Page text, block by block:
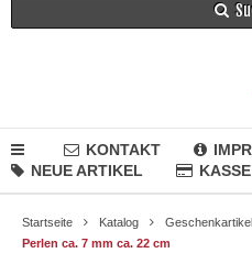
KONTAKT
NEUE ARTIKEL
KASSE
Startseite Katalog Geschenkartikel
Perlen ca. 7 mm ca. 22 cm